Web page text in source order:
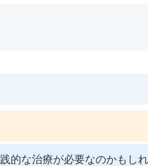
的な治療が必要なのかもしれ